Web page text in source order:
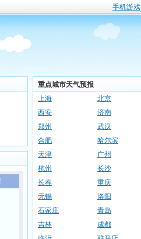
手机游戏
重点城市天气预报
上海
北京
西安
济南
郑州
武汉
合肥
哈尔滨
天津
广州
杭州
长沙
长春
重庆
无锡
洛阳
石家庄
青岛
吉林
成都